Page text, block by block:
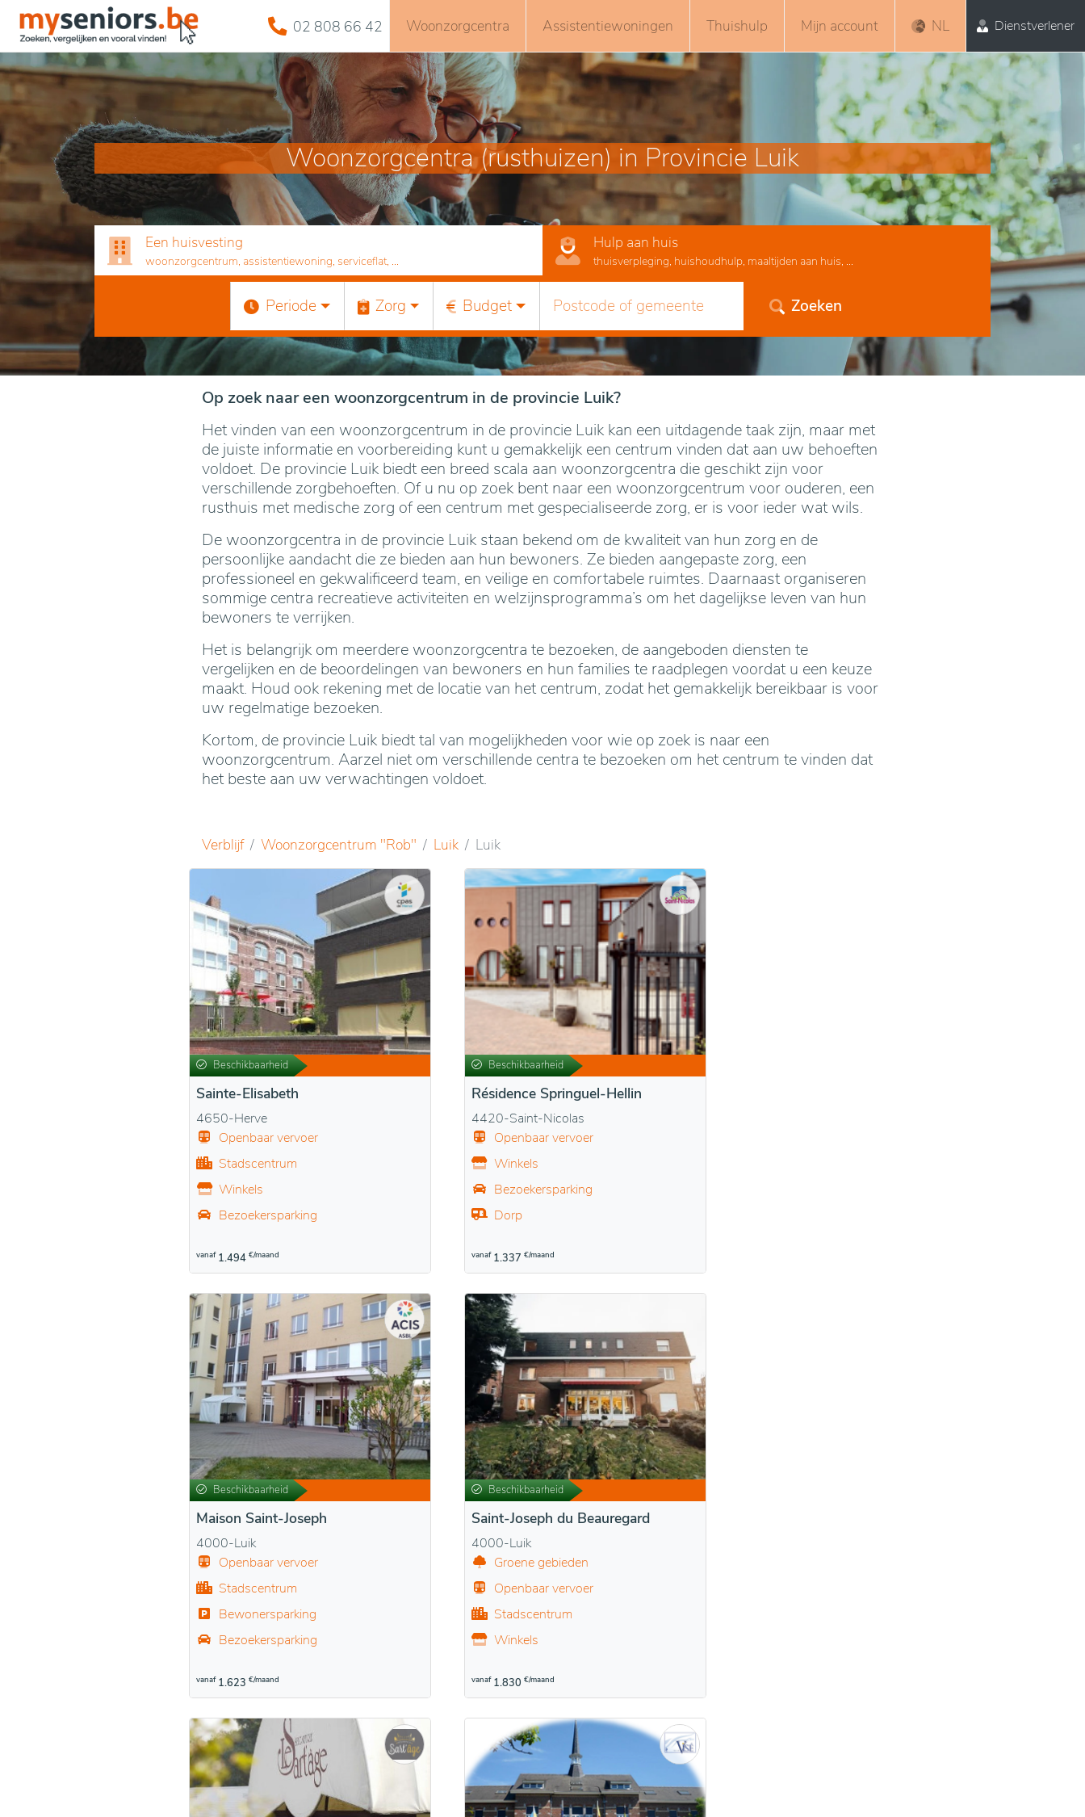
02 808 66 42 Woonzorgcentra Assistentiewoningen Thuishulp Mijn account NL Dienstverlener
Woonzorgcentra (rusthuizen) in Provincie Luik
Een huisvesting
woonzorgcentrum, assistentiewoning, serviceflat, ...
Hulp aan huis
thuisverpleging, huishoudhulp, maaltijden aan huis, ...
Periode Zorg Budget Zoeken
Op zoek naar een woonzorgcentrum in de provincie Luik?
Het vinden van een woonzorgcentrum in de provincie Luik kan een uitdagende taak zijn, maar met
de juiste informatie en voorbereiding kunt u gemakkelijk een centrum vinden dat aan uw behoeften
voldoet. De provincie Luik biedt een breed scala aan woonzorgcentra die geschikt zijn voor
verschillende zorgbehoeften. Of u nu op zoek bent naar een woonzorgcentrum voor ouderen, een
rusthuis met medische zorg of een centrum met gespecialiseerde zorg, er is voor ieder wat wils.
De woonzorgcentra in de provincie Luik staan bekend om de kwaliteit van hun zorg en de
persoonlijke aandacht die ze bieden aan hun bewoners. Ze bieden aangepaste zorg, een
professioneel en gekwalificeerd team, en veilige en comfortabele ruimtes. Daarnaast organiseren
sommige centra recreatieve activiteiten en welzijnsprogramma’s om het dagelijkse leven van hun
bewoners te verrijken.
Het is belangrijk om meerdere woonzorgcentra te bezoeken, de aangeboden diensten te
vergelijken en de beoordelingen van bewoners en hun families te raadplegen voordat u een keuze
maakt. Houd ook rekening met de locatie van het centrum, zodat het gemakkelijk bereikbaar is voor
uw regelmatige bezoeken.
Kortom, de provincie Luik biedt tal van mogelijkheden voor wie op zoek is naar een
woonzorgcentrum. Aarzel niet om verschillende centra te bezoeken om het centrum te vinden dat
het beste aan uw verwachtingen voldoet.
Verblijf Woonzorgcentrum "Rob" Luik Luik
Beschikbaarheid
Sainte-Elisabeth
4650-Herve
Openbaar vervoer
Stadscentrum
Winkels
Bezoekersparking
vanaf 1.494 €/maand
Beschikbaarheid
Résidence Springuel-Hellin
4420-Saint-Nicolas
Openbaar vervoer
Winkels
Bezoekersparking
Dorp
vanaf 1.337 €/maand
Beschikbaarheid
Maison Saint-Joseph
4000-Luik
Openbaar vervoer
Stadscentrum
Bewonersparking
Bezoekersparking
vanaf 1.623 €/maand
Beschikbaarheid
Saint-Joseph du Beauregard
4000-Luik
Groene gebieden
Openbaar vervoer
Stadscentrum
Winkels
vanaf 1.830 €/maand